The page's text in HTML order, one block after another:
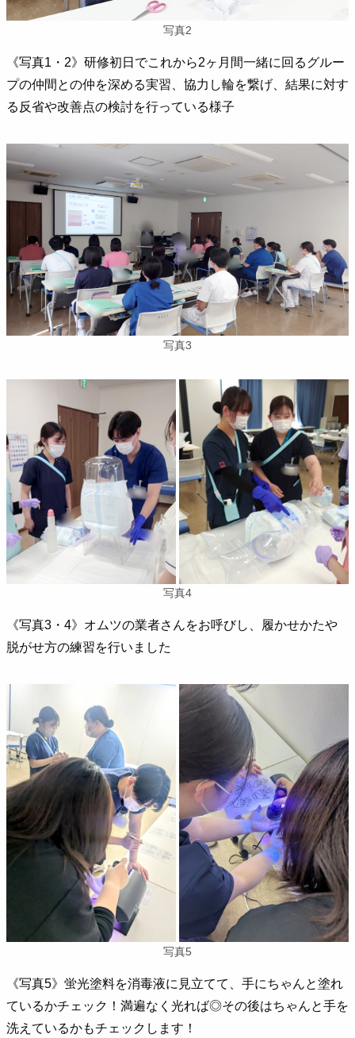
写真2
《写真1・2》研修初日でこれから2ヶ月間一緒に回るグルー
プの仲間との仲を深める実習、協力し輪を繋げ、結果に対す
る反省や改善点の検討を行っている様子
写真3
写真4
《写真3・4》オムツの業者さんをお呼びし、履かせかたや
脱がせ方の練習を行いました
写真5
《写真5》蛍光塗料を消毒液に見立てて、手にちゃんと塗れ
ているかチェック！満遍なく光れば◎その後はちゃんと手を
洗えているかもチェックします！